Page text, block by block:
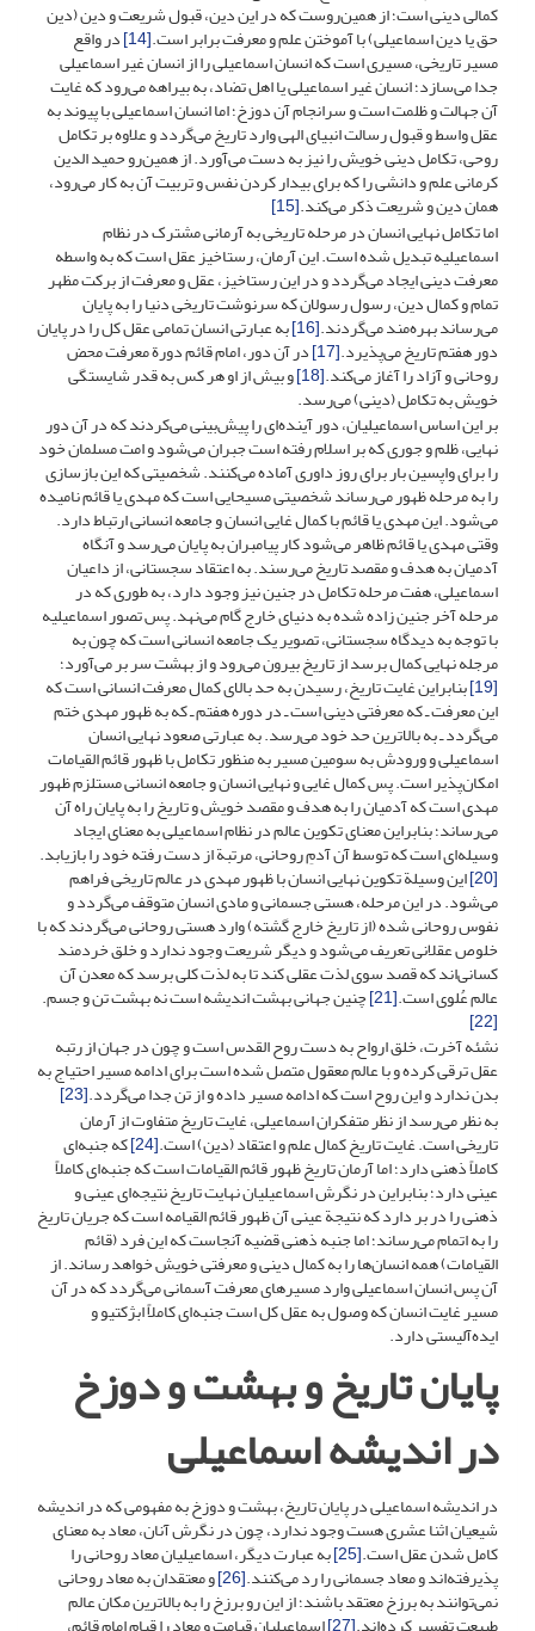
کمالی دینی است؛ از همین‌روست که در این دین، قبول شریعت و دین (دین
حق یا دین اسماعیلی) با آموختن علم و معرفت برابر است.[14] در واقع
مسیر تاریخی، مسیری است که انسان اسماعیلی را از انسان غیر اسماعیلی
جدا می‌سازد؛ انسان غیر اسماعیلی یا اهل تضاد، به بیراهه می‌رود که غایت
آن جهالت و ظلمت است و سرانجام آن دوزخ؛ اما انسان اسماعیلی با پیوند به
عقل واسط و قبول رسالت انبیای الهی وارد تاریخ می‌گردد و علاوه بر تکامل
روحی، تکامل دینی خویش را نیز به دست می‌آورد. از همین‌رو حمید الدین
کرمانی علم و دانشی را که برای بیدار کردن نفس و تربیت آن به کار می‌رود،
همان دین و شریعت ذکر می‌کند.[15]
اما تکامل نهایی انسان در مرحله تاریخی به آرمانی مشترک در نظام
اسماعیلیه تبدیل شده است. این آرمان، رستاخیز عقل است که به واسطه
معرفت دینی ایجاد می‌گردد و در این رستاخیز، عقل و معرفت از برکت مظهر
تمام و کمال دین، رسول رسولان که سرنوشت تاریخی دنیا را به پایان
می‌رساند بهره‌مند می‌گردند.[16] به عبارتی انسان تمامی عقل کل را در پایان
دور هفتم تاریخ می‌پذیرد.[17] در آن دور، امام قائم دورة معرفت محض
روحانی و آزاد را آغاز می‌کند.[18] و بیش از او هر کس به قدر شایستگی
خویش به تکامل (دینی) می‌رسد.
بر این اساس اسماعیلیان، دور آینده‌ای را پیش‌بینی می‌کردند که در آن دور
نهایی، ظلم و جوری که بر اسلام رفته است جبران می‌شود و امت مسلمان خود
را برای واپسین بار برای روز داوری آماده می‌کنند. شخصیتی که این بازسازی
را به مرحله ظهور می‌رساند شخصیتی مسیحایی است که مهدی یا قائم نامیده
می‌شود. این مهدی یا قائم با کمال غایی انسان و جامعه انسانی ارتباط دارد.
وقتی مهدی یا قائم ظاهر می‌شود کار پیامبران به پایان می‌رسد و آنگاه
آدمیان به هدف و مقصد تاریخ می‌رسند. به اعتقاد سجستانی، از داعیان
اسماعیلی، هفت مرحله تکامل در جنین نیز وجود دارد، به طوری که در
مرحله آخر جنین زاده شده به دنیای خارج گام می‌نهد. پس تصور اسماعیلیه
با توجه به دیدگاه سجستانی، تصویر یک جامعه انسانی است که چون به
مرجله نهایی کمال برسد از تاریخ بیرون می‌رود و از بهشت سر بر می‌آورد؛
[19] بنابراین غایت تاریخ، رسیدن به حد بالای کمال معرفت انسانی است که
این معرفت ـ که معرفتی دینی است ـ در دوره هفتم ـ که به ظهور مهدی ختم
می‌گردد ـ به بالاترین حد خود می‌رسد. به عبارتی صعود نهایی انسان
اسماعیلی و ورودش به سومین مسیر به منظور تکامل با ظهور قائم القیامات
امکان‌پذیر است. پس کمال غایی و نهایی انسان و جامعه انسانی مستلزم ظهور
مهدی است که آدمیان را به هدف و مقصد خویش و تاریخ را به پایان راه آن
می‌رساند؛ بنابراین معنای تکوین عالم در نظام اسماعیلی به معنای ایجاد
وسیله‌ای است که توسط آن آدمِ روحانی، مرتبة از دست رفته خود را بازیابد.
[20] این وسیلة تکوین نهایی انسان با ظهور مهدی در عالم تاریخی فراهم
می‌شود. در این مرحله، هستی جسمانی و مادی انسان متوقف می‌گردد و
نفوس روحانی شده (از تاریخ خارج گشته) وارد هستی روحانی می‌گردند که با
خلوص عقلانی تعریف می‌شود و دیگر شریعت وجود ندارد و خلق خردمند
کسانی‌اند که قصد سوی لذت عقلی کند تا به لذت کلی برسد که معدن آن
عالم عُلوی است.[21] چنین جهانی بهشت اندیشه است نه بهشت تن و جسم.
[22]
نشئه آخرت، خلق ارواح به دست روح القدس است و چون در جهان از رتبه
عقل ترقی کرده و با عالم معقول متصل شده است برای ادامه مسیر احتیاج به
بدن ندارد و این روح است که ادامه مسیر داده و از تن جدا می‌گردد.[23]
به نظر می‌رسد از نظر متفکران اسماعیلی، غایت تاریخ متفاوت از آرمان
تاریخی است. غایت تاریخ کمال علم و اعتقاد (دین) است.[24] که جنبه‌ای
کاملاً ذهنی دارد؛ اما آرمان تاریخ ظهور قائم القیامات است که جنبه‌ای کاملاً
عینی دارد؛ بنابراین در نگرش اسماعیلیان نهایت تاریخ نتیجه‌ای عینی و
ذهنی را در بر دارد که نتیجة عینی آن ظهور قائم القیامه است که جریان تاریخ
را به اتمام می‌رساند؛ اما جنبه ذهنی قضیه آنجاست که این فرد (قائم
القیامات) همه انسان‌ها را به کمال دینی و معرفتی خویش خواهد رساند. از
آن پس انسان اسماعیلی وارد مسیرهای معرفت آسمانی می‌گردد که در آن
مسیر غایت انسان که وصول به عقل کل است جنبه‌ای کاملاً ابژکتیو و
ایده‌آلیستی دارد.
پایان تاریخ و بهشت و دوزخ
در اندیشه اسماعیلی
در اندیشه اسماعیلی در پایان تاریخ، بهشت و دوزخ به مفهومی که در اندیشه
شیعیان اثنا عشری هست وجود ندارد، چون در نگرش آنان، معاد به معنای
کامل شدن عقل است.[25] به عبارت دیگر، اسماعیلیان معاد روحانی را
پذیرفته‌اند و معاد جسمانی را رد می‌کنند.[26] و معتقدان به معاد روحانی
نمی‌توانند به برزخ معتقد باشند؛ از این رو برزخ را به بالاترین مکان عالم